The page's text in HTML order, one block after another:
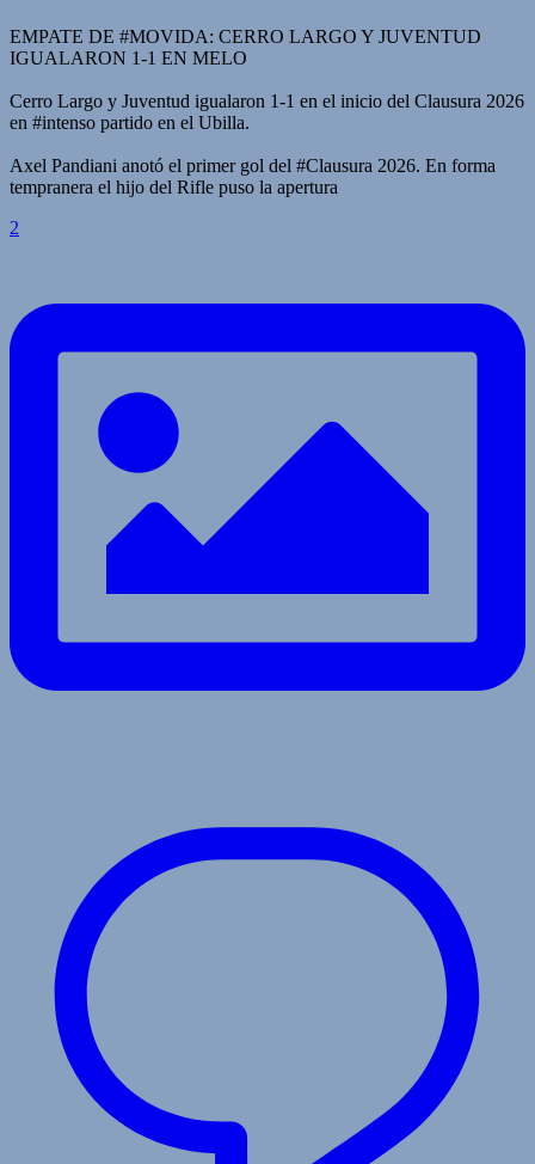
EMPATE DE #MOVIDA: CERRO LARGO Y JUVENTUD
IGUALARON 1-1 EN MELO
Cerro Largo y Juventud igualaron 1-1 en el inicio del Clausura 2026
en #intenso partido en el Ubilla.
Axel Pandiani anotó el primer gol del #Clausura 2026. En forma
tempranera el hijo del Rifle puso la apertura
2